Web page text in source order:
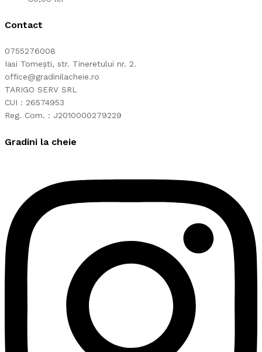
Contact
0755276008
Iasi Tomești, str. Tineretului nr. 2.
office@gradinilacheie.ro
TARIGO SERV SRL
CUI : 26574953
Reg. Com. : J2010000279229
Gradini la cheie